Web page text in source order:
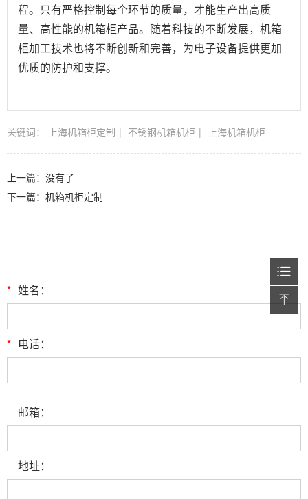
程。只有严格控制每个环节的质量，才能生产出高质
量、高性能的机箱柜产品。随着科技的不断发展，机箱
柜加工技术也将不断创新和完善，为电子设备提供更加
优质的防护和支撑。
关键词： 上海机箱柜定制 不锈钢机箱机柜 上海机箱机柜
上一篇：没有了
下一篇： 机箱机柜定制
* 姓名：
* 电话：
邮箱：
地址：